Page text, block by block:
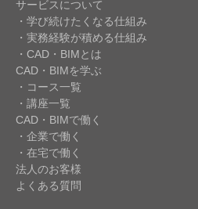
サービスについて
・学び続けたくなる仕組み
・実務経験が積める仕組み
・CAD・BIMとは
CAD・BIMを学ぶ
・コース一覧
・講座一覧
CAD・BIMで働く
・企業で働く
・在宅で働く
法人のお客様
よくある質問